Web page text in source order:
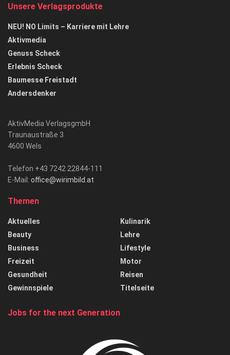
Unsere Verlagsprodukte
NEU! NO Limits – Karriere mit Lehre
Aktivmedia
Genuss Scheck
Erlebnis Scheck
Baumesse Freistadt
Andersdenker
AktivMedia VerlagsgmbH
Traunaustraße 3
4600 Wels
Telefon +43 7242 22844-111
E-Mail: office@wirimbild.at
Themen
Aktuelles
Beauty
Business
Freizeit
Gesundheit
Gewinnspiele
Kulinarik
Lehre
Lifestyle
Motor
Reisen
Titelseite
Jobs for the next Generation